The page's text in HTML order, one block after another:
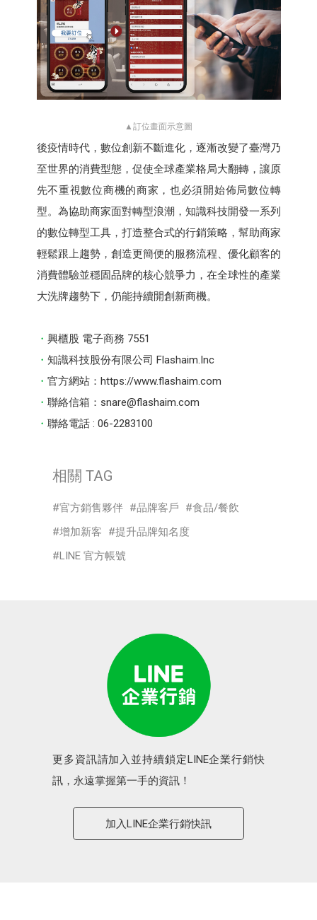
▲訂位畫面示意圖
後疫情時代，數位創新不斷進化，逐漸改變了臺灣乃
至世界的消費型態，促使全球產業格局大翻轉，讓原
先不重視數位商機的商家，也必須開始佈局數位轉
型。為協助商家面對轉型浪潮，知識科技開發一系列
的數位轉型工具，打造整合式的行銷策略，幫助商家
輕鬆跟上趨勢，創造更簡便的服務流程、優化顧客的
消費體驗並穩固品牌的核心競爭力，在全球性的產業
大洗牌趨勢下，仍能持續開創新商機。
興櫃股 電子商務 7551
知識科技股份有限公司 Flashaim.Inc
官方網站：https://www.flashaim.com
聯絡信箱：snare@flashaim.com
聯絡電話 : 06-2283100
相關 TAG
官方銷售夥伴 品牌客戶
食品/餐飲
增加新客
提升品牌知名度
LINE 官方帳號
更多資訊請加入並持續鎖定LINE企業行銷快
訊，永遠掌握第一手的資訊！
加入LINE企業行銷快訊